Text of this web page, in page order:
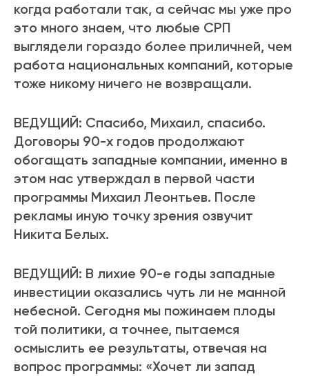
когда работали так, а сейчас мы уже про
это много знаем, что любые СРП
выглядели гораздо более приличней, чем
работа национальных компаний, которые
тоже никому ничего не возвращали.
ВЕДУЩИЙ: Спасибо, Михаил, спасибо.
Договоры 90-х годов продолжают
обогащать западные компании, именно в
этом нас утверждал в первой части
программы Михаил Леонтьев. После
рекламы иную точку зрения озвучит
Никита Белых.
ВЕДУЩИЙ: В лихие 90-е годы западные
инвестиции оказались чуть ли не манной
небесной. Сегодня мы пожинаем плоды
той политики, а точнее, пытаемся
осмыслить ее результаты, отвечая на
вопрос программы: «Хочет ли запад